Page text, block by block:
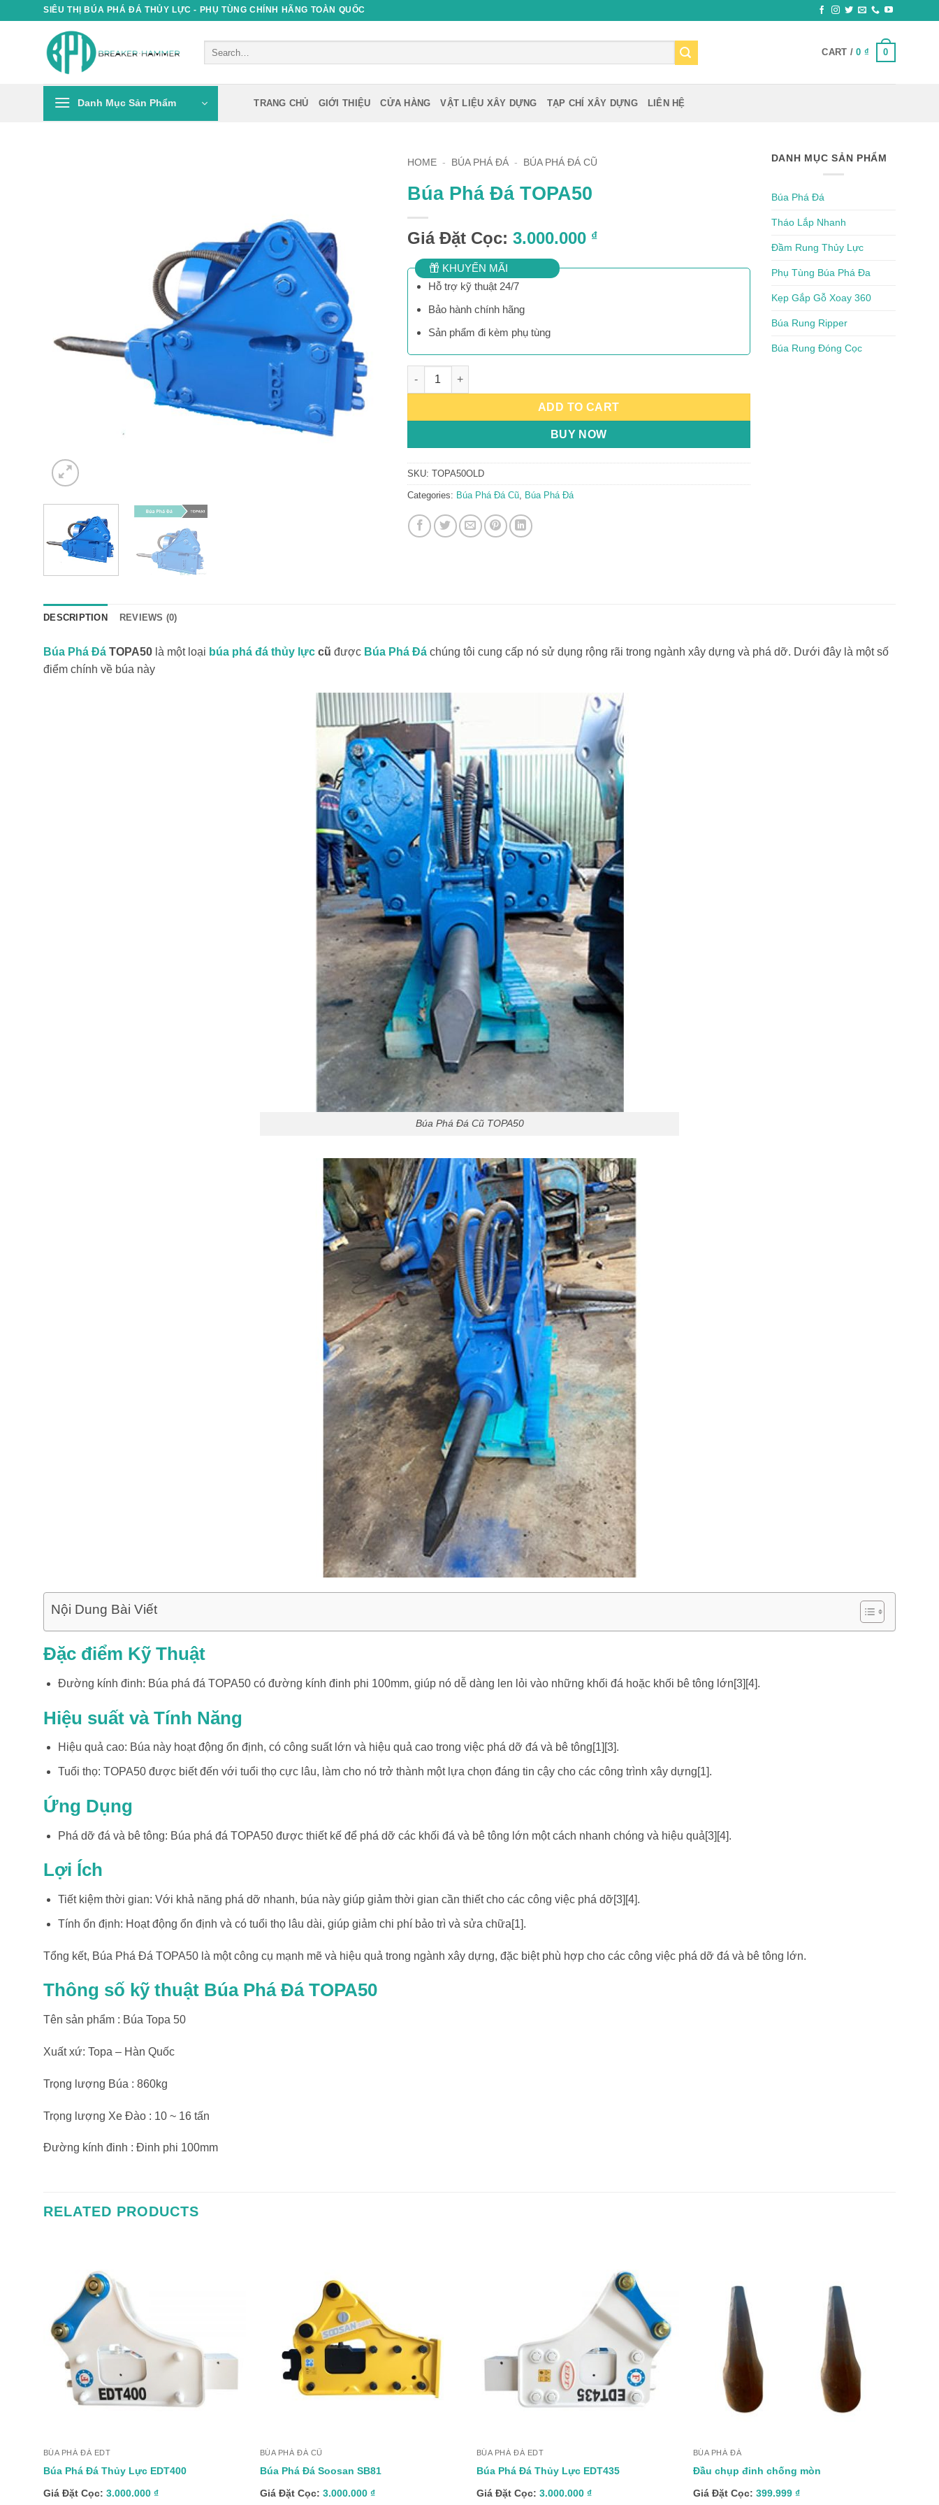
SIÊU THỊ BÚA PHÁ ĐÁ THỦY LỰC - PHỤ TÙNG CHÍNH HÃNG TOÀN QUỐC
CART /0 ₫ 0
Danh Mục Sản Phẩm TRANG CHỦ GIỚI THIỆU CỬA HÀNG VẬT LIỆU XÂY DỰNG TẠP CHÍ XÂY DỰNG LIÊN HỆ
HOME - BÚA PHÁ ĐÁ - BÚA PHÁ ĐÁ CŨ
Búa Phá Đá TOPA50
Giá Đặt Cọc: 3.000.000 ₫
KHUYẾN MÃI
Hỗ trợ kỹ thuật 24/7
Bảo hành chính hãng
Sản phẩm đi kèm phụ tùng
Búa Phá Đá TOPA50 quantity
ADD TO CART
BUY NOW
SKU: TOPA50OLD
Categories: Búa Phá Đá Cũ, Búa Phá Đá
DANH MỤC SẢN PHẨM
Búa Phá Đá
Tháo Lắp Nhanh
Đầm Rung Thủy Lực
Phụ Tùng Búa Phá Đa
Kẹp Gắp Gỗ Xoay 360
Búa Rung Ripper
Búa Rung Đóng Cọc
DESCRIPTION REVIEWS (0)
Búa Phá Đá TOPA50 là một loại búa phá đá thủy lực cũ được Búa Phá Đá chúng tôi cung cấp nó sử dụng rộng rãi trong ngành xây dựng và phá dỡ. Dưới đây là một số
điểm chính về búa này
Búa Phá Đá Cũ TOPA50
Nội Dung Bài Viết
Đặc điểm Kỹ Thuật
Đường kính đinh: Búa phá đá TOPA50 có đường kính đinh phi 100mm, giúp nó dễ dàng len lỏi vào những khối đá hoặc khối bê tông lớn[3][4].
Hiệu suất và Tính Năng
Hiệu quả cao: Búa này hoạt động ổn định, có công suất lớn và hiệu quả cao trong việc phá dỡ đá và bê tông[1][3].
Tuổi thọ: TOPA50 được biết đến với tuổi thọ cực lâu, làm cho nó trở thành một lựa chọn đáng tin cậy cho các công trình xây dựng[1].
Ứng Dụng
Phá dỡ đá và bê tông: Búa phá đá TOPA50 được thiết kế để phá dỡ các khối đá và bê tông lớn một cách nhanh chóng và hiệu quả[3][4].
Lợi Ích
Tiết kiệm thời gian: Với khả năng phá dỡ nhanh, búa này giúp giảm thời gian cần thiết cho các công việc phá dỡ[3][4].
Tính ổn định: Hoạt động ổn định và có tuổi thọ lâu dài, giúp giảm chi phí bảo trì và sửa chữa[1].
Tổng kết, Búa Phá Đá TOPA50 là một công cụ mạnh mẽ và hiệu quả trong ngành xây dựng, đặc biệt phù hợp cho các công việc phá dỡ đá và bê tông lớn.
Thông số kỹ thuật Búa Phá Đá TOPA50
Tên sản phẩm : Búa Topa 50
Xuất xứ: Topa – Hàn Quốc
Trọng lượng Búa : 860kg
Trọng lượng Xe Đào : 10 ~ 16 tấn
Đường kính đinh : Đinh phi 100mm
RELATED PRODUCTS
BÚA PHÁ ĐÁ EDT
Búa Phá Đá Thủy Lực EDT400
Giá Đặt Cọc: 3.000.000 ₫
BÚA PHÁ ĐÁ CŨ
Búa Phá Đá Soosan SB81
Giá Đặt Cọc: 3.000.000 ₫
BÚA PHÁ ĐÁ EDT
Búa Phá Đá Thủy Lực EDT435
Giá Đặt Cọc: 3.000.000 ₫
BÚA PHÁ ĐÁ
Đầu chụp đinh chống mòn
Giá Đặt Cọc: 399.999 ₫